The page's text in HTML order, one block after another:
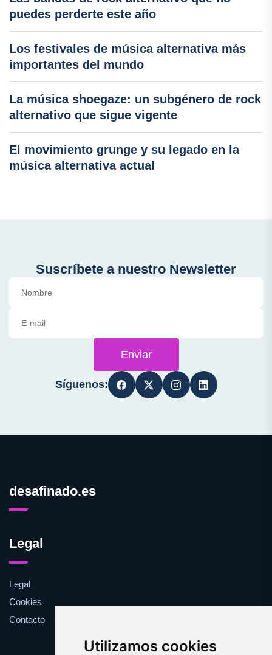
Utilizamos cookies
puedes perderte este año
Los festivales de música alternativa más
importantes del mundo
La música shoegaze: un subgénero de rock
alternativo que sigue vigente
El movimiento grunge y su legado en la
música alternativa actual
Suscríbete a nuestro Newsletter
Enviar
Síguenos:
desafinado.es
Legal
Legal
Cookies
Contacto